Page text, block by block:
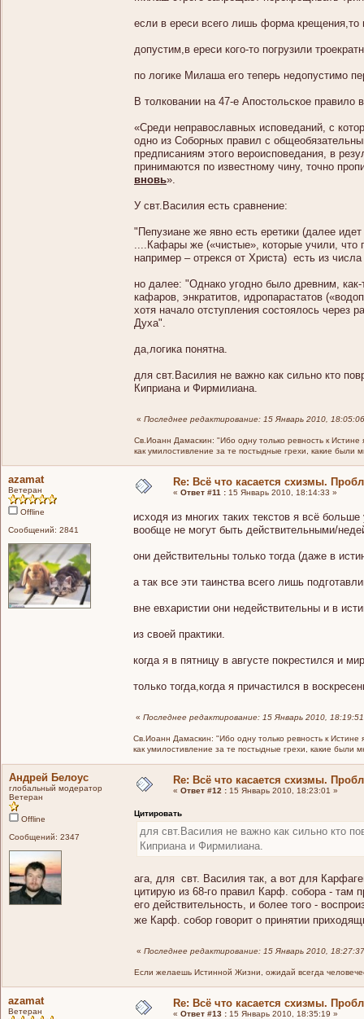
если в ереси всего лишь форма крещения,то
допустим,в ереси кого-то погрузили
по логике Милаша его теперь недопустимо
В толковании на 47-е Апостольское
«Среди неправославных исповеданий, с
одно из Соборных правил с
предписаниям этого вероисповедания, в
принимаются по известному чину, точно
вновь».
У свт.Василия есть сравнение:
"Пепузиане же явно есть еретики (далее
....Кафары же («чистые», которые учили,
например – отрекся от Христа) есть из
но далее: "Однако угодно было древним,
кафаров, энкратитов, идропарастатов
хотя начало отступления состоялось через
Духа".
да,логика понятна.
для свт.Василия не важно как сильно кто
Киприана и Фирмилиана.
« Последнее редактирование: 15 Январь 2010,
Св.Иоанн Дамаскин: "Ибо одну только ревность к
как умилостивление за те постыдные грехи, какие были
azamat
Ветеран
Offline
Сообщений: 2841
Re: Всё что касается схизмы.
« Ответ #11 : 15 Январь 2010, 18:14:33 »
исходя из многих таких текстов я всё
вообще не могут быть действительными/
они действительны только тогда (даже в
а так все эти таинства всего лишь
вне евхаристии они недействительны и в
из своей практики.
когда я в пятницу в августе покрестился и
только тогда,когда я причастился в
« Последнее редактирование: 15 Январь 2010,
Св.Иоанн Дамаскин: "Ибо одну только ревность к
как умилостивление за те постыдные грехи, какие были
Андрей Белоус
глобальный модератор
Ветеран
Offline
Сообщений: 2347
Re: Всё что касается схизмы.
« Ответ #12 : 15 Январь 2010, 18:23:01 »
Цитировать
для свт.Василия не важно как сильно кто
Киприана и Фирмилиана.
ага, для свт. Василия так, а вот для
цитирую из 68-го правил Карф. собора - там
его действительность, и более того -
же Карф. собор говорит о принятии
« Последнее редактирование: 15 Январь 2010,
Если желаешь Истинной Жизни, ожидай всегда
azamat
Ветеран
Re: Всё что касается схизмы.
« Ответ #13 : 15 Январь 2010, 18:35:19 »